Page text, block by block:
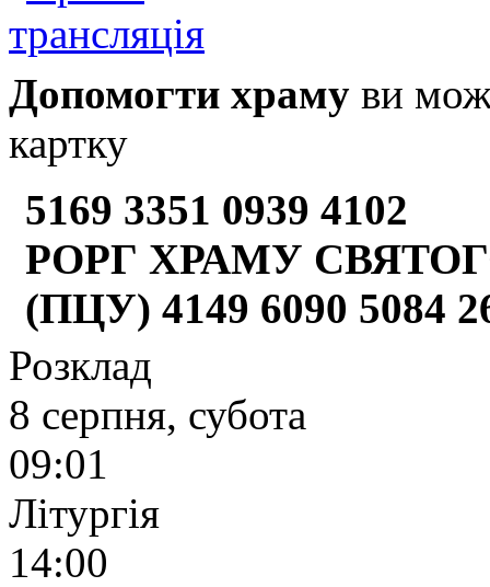
Допомогти храму ви
картку
5169 3351 0939 4102
РОРГ ХРАМУ
(ПЦУ) 4149 6090 5084
Розклад
8 серпня, субота
09:01
Літургія
14:00